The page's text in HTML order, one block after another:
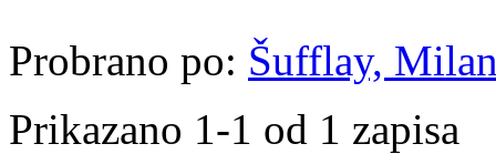
Probrano po: Šufflay,
Prikazano 1-1 od 1 zapisa